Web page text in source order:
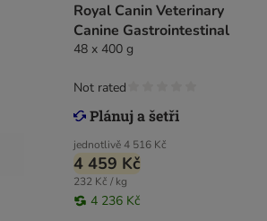
Royal Canin Veterinary
Canine Gastrointestinal
48 x 400 g
jednotlivě4 516 Kč
4 459 Kč
232 Kč / kg
4 236 Kč
Not rated